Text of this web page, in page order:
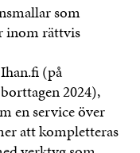
som
inom rättvis
(på
2024),
en service över
att kompletteras